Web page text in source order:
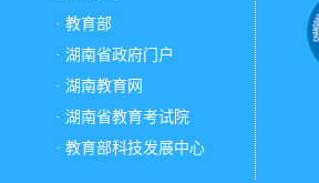
· 教育部
· 湖南省政府门户
· 湖南教育网
· 湖南省教育考试院
· 教育部科技发展中心